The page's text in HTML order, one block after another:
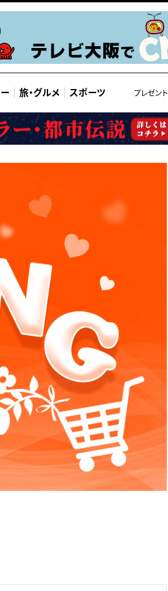
旅・グルメ スポーツ プレゼント